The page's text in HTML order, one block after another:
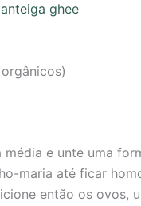
ghee
e unte uma
maria até ficar
então os ovos,